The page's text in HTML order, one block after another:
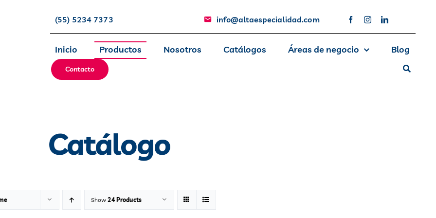
(55) 5234 7373 info@altaespecialidad.com
Inicio Productos Nosotros Catálogos Áreas de negocio Blog
Contacto
Catálogo
Show24 Products